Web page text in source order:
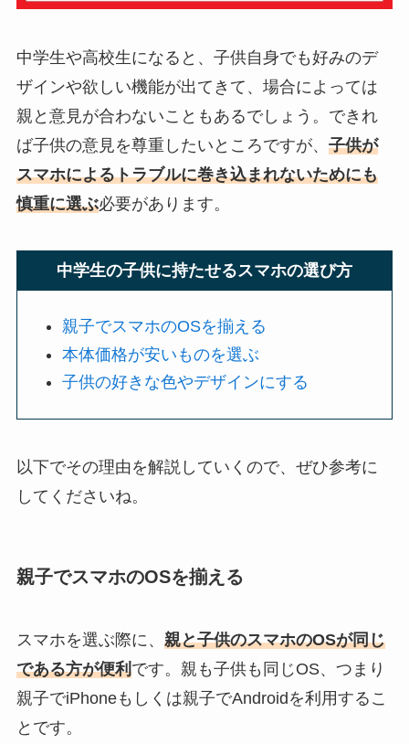
中学生や高校生になると、子供自身でも好みのデ
ザインや欲しい機能が出てきて、場合によっては
親と意見が合わないこともあるでしょう。できれ
ば子供の意見を尊重したいところですが、 子供が
スマホによるトラブルに巻き込まれないためにも
慎重に選ぶ必要があります。
中学生の子供に持たせるスマホの選び方
親子でスマホのOSを揃える
本体価格が安いものを選ぶ
子供の好きな色やデザインにする
以下でその理由を解説していくので、ぜひ参考に
してくださいね。
親子でスマホのOSを揃える
スマホを選ぶ際に、 親と子供のスマホのOSが同じ
である方が便利です。親も子供も同じOS、つまり
親子でiPhoneもしくは親子でAndroidを利用するこ
とです。